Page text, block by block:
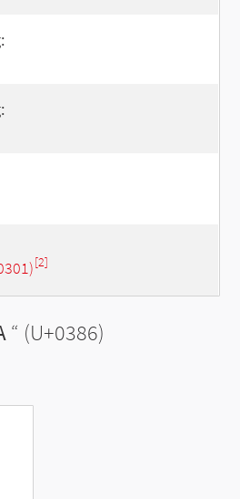
[2]
“ (U+0386)